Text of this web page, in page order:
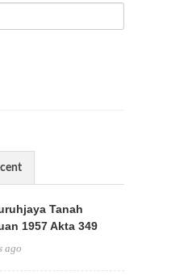
Tanah
1957 Akta 349
ago